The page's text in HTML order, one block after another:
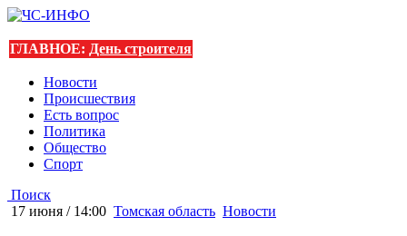
ГЛАВНОЕ: День строителя
Новости
Происшествия
Есть вопрос
Политика
Общество
Спорт
Поиск
17 июня / 14:00 Томская область Новости